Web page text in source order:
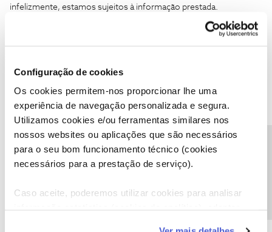
Configuração de cookies
Os cookies permitem-nos proporcionar lhe uma
experiência de navegação personalizada e segura.
Utilizamos cookies e/ou ferramentas similares nos
nossos websites ou aplicações que são necessários
para o seu bom funcionamento técnico (cookies
necessários para a prestação de serviço).
Caso aceite, poderemos utilizar cookies para analisar
infelizmente, estamos sujeitos à informação prestada.
como "Melhor Resposta" e faça "Like" nos melhores comentários.
2 pessoas gostaram
Jorge C Forum|Forum|3 years ago
Boa tarde @XML,